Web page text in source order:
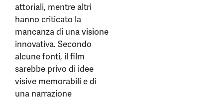
attoriali, mentre altri
hanno criticato la
mancanza di una visione
innovativa. Secondo
alcune fonti, il film
sarebbe privo di idee
visive memorabili e di
una narrazione